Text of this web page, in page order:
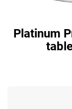
Platinum